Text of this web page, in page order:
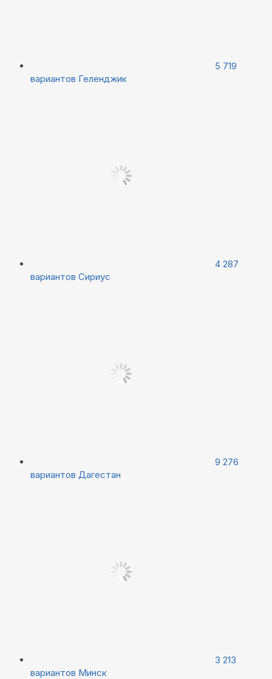
5 719
вариантов Геленджик
4 287
вариантов Сириус
9 276
вариантов Дагестан
3 213
вариантов Минск